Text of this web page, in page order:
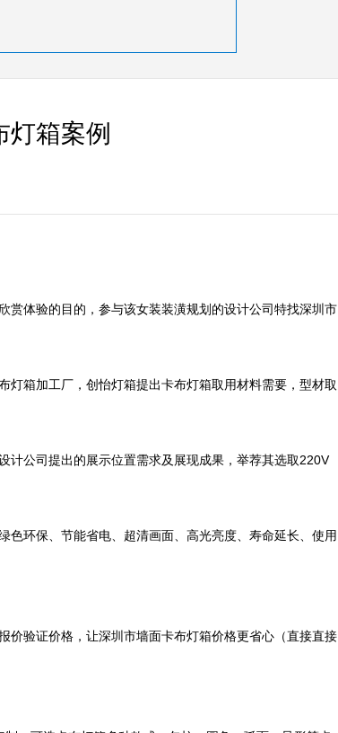
箱案例
赏体验的目的，参与该女装装潢规划的设计公司特找深圳市
灯箱加工厂，创怡灯箱提出卡布灯箱取用材料需要，型材取
计公司提出的展示位置需求及展现成果，举荐其选取220V
环保、节能省电、超清画面、高光亮度、寿命延长、使用
验证价格，让深圳市墙面卡布灯箱价格更省心（直接直接